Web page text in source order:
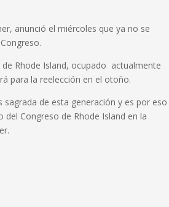
anunció el miércoles que ya no se
Rhode Island, ocupado actualmente
para la reelección en el otoño.
de esta generación y es por eso
Congreso de Rhode Island en la